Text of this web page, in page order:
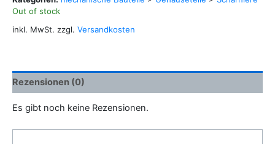
Out of stock
inkl. MwSt. zzgl. Versandkosten
Rezensionen (0)
Es gibt noch keine Rezensionen.